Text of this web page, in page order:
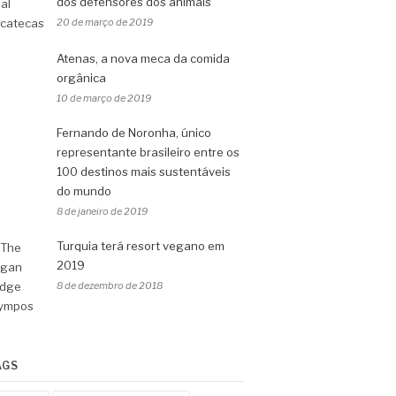
20 de março de 2019
Atenas, a nova meca da comida
orgânica
10 de março de 2019
Fernando de Noronha, único
representante brasileiro entre os
100 destinos mais sustentáveis
do mundo
8 de janeiro de 2019
Turquia terá resort vegano em
2019
8 de dezembro de 2018